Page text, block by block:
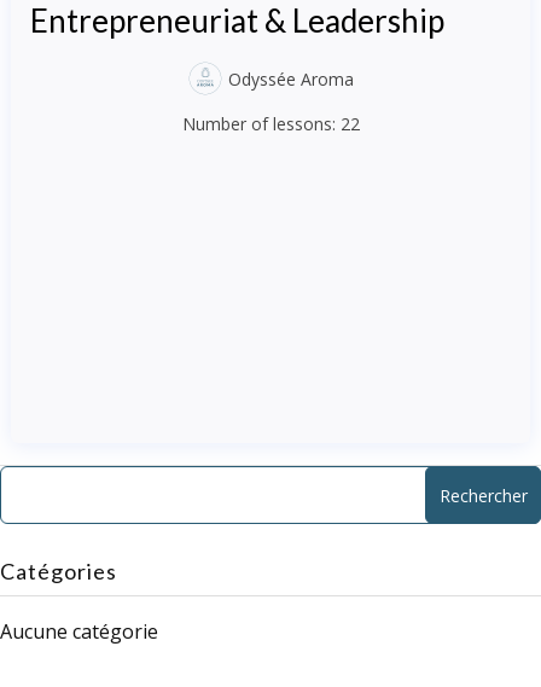
Entrepreneuriat & Leadership
Odyssée Aroma
Number of lessons: 22
Catégories
Aucune catégorie